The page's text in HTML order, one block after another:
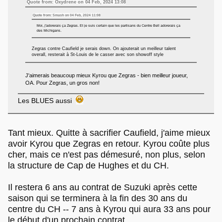
Quote from: Oxydrene on 04 Feb, 2024 13:08
Quote from: Smash on 04 Feb, 2024 11:08
Moi, j'adorerais ça Zegras. Et je suis certain que les partisans du Centre Bell adorerais ça
des Michigans.
Zegras contre Caufield je serais down. On ajouterait un meilleur talent
overall, resterait à St-Louis de le casser avec son showoff style
J'aimerais beaucoup mieux Kyrou que Zegras - bien meilleur joueur,
OA. Pour Zegras, un gros non!
Les BLUES aussi
Tant mieux. Quitte à sacrifier Caufield, j'aime mieux
avoir Kyrou que Zegras en retour. Kyrou coûte plus
cher, mais ce n'est pas démesuré, non plus, selon
la structure de Cap de Hughes et du CH.
Il restera 6 ans au contrat de Suzuki après cette
saison qui se terminera à la fin des 30 ans du
centre du CH -- 7 ans à Kyrou qui aura 33 ans pour
le début d'un prochain contrat.